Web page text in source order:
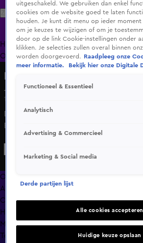
Zoeken
HomeUitzending Gemist Programma's
OranjezomerLivestreamsShop
Julia vindt het onzin!
1 mei 2025, 14:19
Djinty wilt graag een
Echter blijken niet alle deelnemers
doet Djinty best veel en Julia besluit
Overzicht
Afleveringen
Clips
Hoe is het nu met?
Macdate met Nick Eshuis
Terugblik
uitgeschakeld. We gebruiken dan enkel
cookies om de website goed te laten
houden. Je kunt dit menu op ieder
om je keuzes te wijzigen of om je
door op de link Cookie-instellingen onder
klikken. Je selecties zullen overal binnen
worden doorgevoerd.
Raadpleeg onze
meer informatie.
Bekijk hier onze Digitale
Functioneel & Essentieel
Analytisch
Advertising & Commercieel
Marketing & Social media
Derde partijen lijst
Alle cookies accepteren
Huidige keuze opslaan